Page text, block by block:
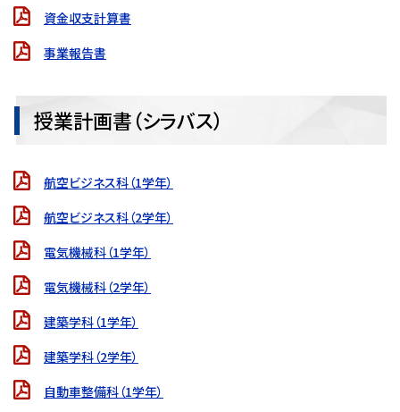
資金収支計算書
事業報告書
授業計画書（シラバス）
航空ビジネス科（1学年）
航空ビジネス科（2学年）
電気機械科（1学年）
電気機械科（2学年）
建築学科（1学年）
建築学科（2学年）
自動車整備科（1学年）